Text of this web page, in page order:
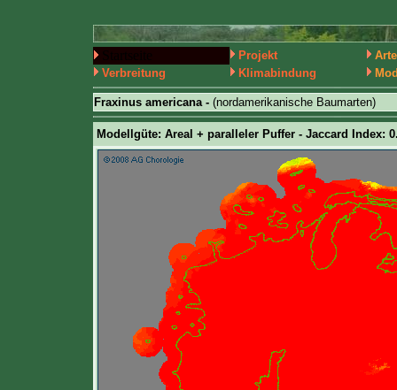
Projekt
Verbreitung
Klimabindung
Fraxinus americana - (nordamerikanische Baumarten)
Modellgüte: Areal + paralleler Puffer - Jaccard Index: